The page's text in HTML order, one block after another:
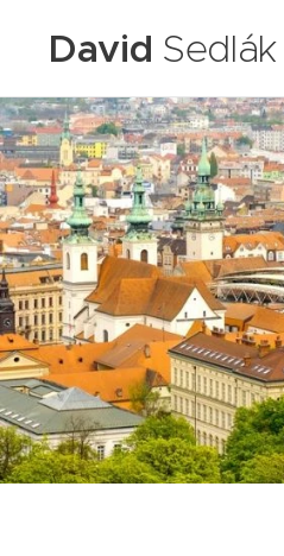
David Sedlák